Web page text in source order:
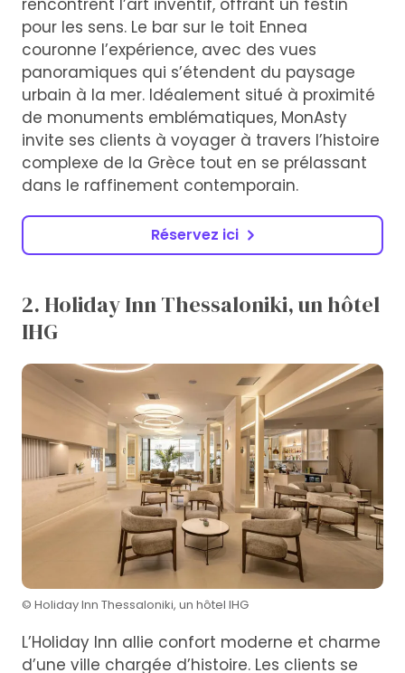
rencontrent l’art inventif, offrant un festin
pour les sens. Le bar sur le toit Ennea
couronne l’expérience, avec des vues
panoramiques qui s’étendent du paysage
urbain à la mer. Idéalement situé à proximité
de monuments emblématiques, MonAsty
invite ses clients à voyager à travers l’histoire
complexe de la Grèce tout en se prélassant
dans le raffinement contemporain.
Réservez ici
2. Holiday Inn Thessaloniki, un hôtel
IHG
© Holiday Inn Thessaloniki, un hôtel IHG
L’Holiday Inn allie confort moderne et charme
d’une ville chargée d’histoire. Les clients se